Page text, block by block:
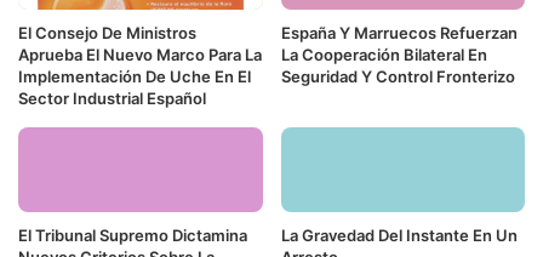
El Consejo De Ministros
Aprueba El Nuevo Marco Para La
Implementación De Uche En El
Sector Industrial Español
España Y Marruecos Refuerzan
La Cooperación Bilateral En
Seguridad Y Control Fronterizo
El Tribunal Supremo Dictamina
La Gravedad Del Instante En Un